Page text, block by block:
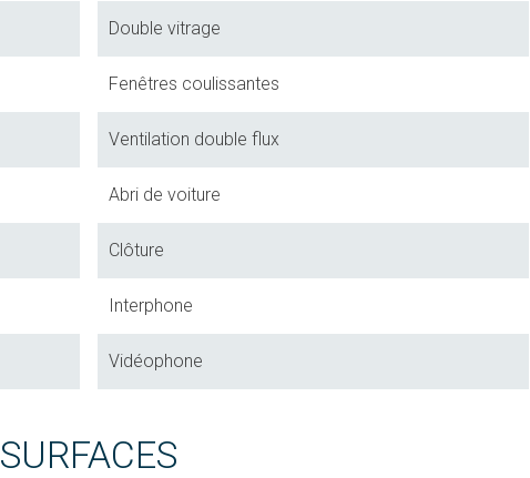
Double vitrage
Fenêtres coulissantes
Ventilation double flux
Abri de voiture
Clôture
Interphone
Vidéophone
SURFACES